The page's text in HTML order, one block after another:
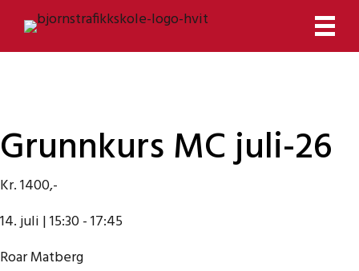
Grunnkurs MC juli-26
Kr. 1400,-
14. juli | 15:30-17:45
Roar Matberg